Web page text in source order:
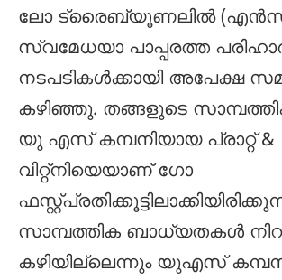
ലോ ട്രൈബ്യൂണലിൽ
സ്വമേധയാ പാപ്പരത്ത
നടപടികൾക്കായി അപേക്ഷ
കഴിഞ്ഞു. തങ്ങളുടെ
യു എസ് കമ്പനിയായ പ്രാറ്റ് &
വിറ്റ്‌നിയെയാണ് ഗോ
സാമ്പത്തിക ബാധ്യതകൾ
കഴിയില്ലെന്നും യുഎസ്